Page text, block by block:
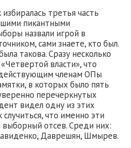
третья часть
пикантными
назвали игрой в
сами знаете, кто был.
такова. Сразу несколько
власти», что
действующим членам ОПы
в которых было пять
перечеркнутых
видел одну из этих
что именно эти
отсев. Среди них:
Даврешян, Шмырев.